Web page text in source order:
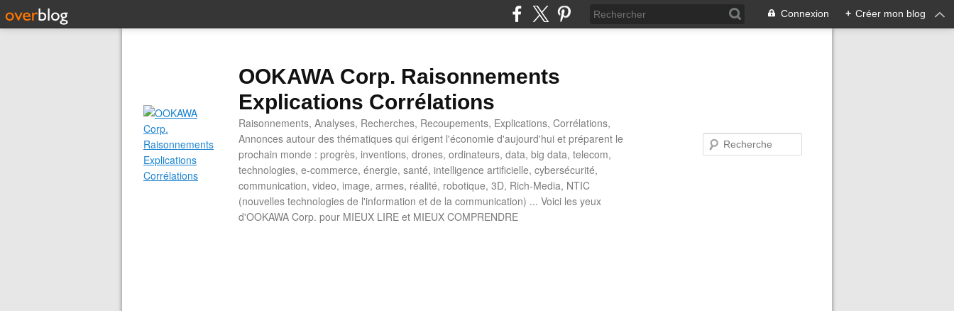
Connexion + Créer mon blog
OOKAWA Corp. Raisonnements
Explications Corrélations
Raisonnements, Analyses, Recherches, Recoupements, Explications, Corrélations,
Annonces autour des thématiques qui érigent l'économie d'aujourd'hui et préparent le
prochain monde : progrès, inventions, drones, ordinateurs, data, big data, telecom,
technologies, e-commerce, énergie, santé, intelligence artificielle, cybersécurité,
communication, video, image, armes, réalité, robotique, 3D, Rich-Media, NTIC
(nouvelles technologies de l'information et de la communication) ... Voici les yeux
d'OOKAWA Corp. pour MIEUX LIRE et MIEUX COMPRENDRE